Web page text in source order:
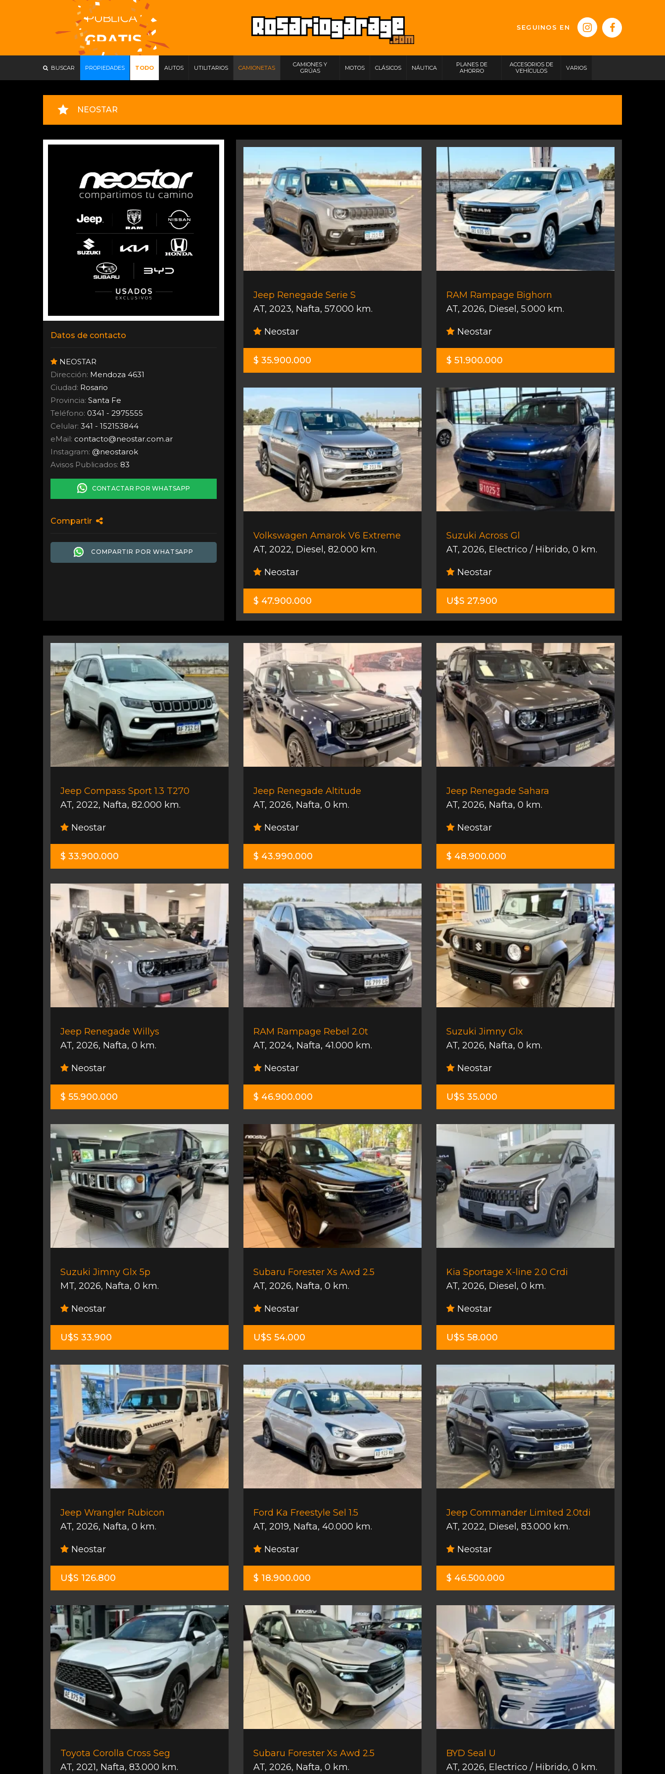
SEGUINOS EN
BUSCAR PROPIEDADES TODO AUTOS UTILITARIOS CAMIONETAS
CAMIONES Y
GRÚAS
MOTOS CLÁSICOS NÁUTICA
PLANES DE
AHORRO
ACCESORIOS DE
VEHÍCULOS
VARIOS
NEOSTAR
Datos de contacto
NEOSTAR
Dirección: Mendoza 4631
Ciudad: Rosario
Provincia: Santa Fe
Teléfono: 0341 - 2975555
Celular: 341 - 152153844
eMail: contacto@neostar.com.ar
Instagram: @neostarok
Avisos Publicados: 83
CONTACTAR POR WHATSAPP
Compartir
COMPARTIR POR WHATSAPP
Jeep Renegade Serie S
AT, 2023, Nafta, 57.000 km.
Neostar
$ 35.900.000
RAM Rampage Bighorn
AT, 2026, Diesel , 5.000 km.
Neostar
$ 51.900.000
Volkswagen Amarok V6 Extreme
AT, 2022, Diesel , 82.000 km.
Neostar
$ 47.900.000
Suzuki Across Gl
AT, 2026, Electrico / Hibrido, 0 km.
Neostar
U$S 27.900
Jeep Compass Sport 1.3 T270
AT, 2022, Nafta, 82.000 km.
Neostar
$ 33.900.000
Jeep Renegade Altitude
AT, 2026, Nafta, 0 km.
Neostar
$ 43.990.000
Jeep Renegade Sahara
AT, 2026, Nafta, 0 km.
Neostar
$ 48.900.000
Jeep Renegade Willys
AT, 2026, Nafta, 0 km.
Neostar
$ 55.900.000
RAM Rampage Rebel 2.0t
AT, 2024, Nafta, 41.000 km.
Neostar
$ 46.900.000
Suzuki Jimny Glx
AT, 2026, Nafta, 0 km.
Neostar
U$S 35.000
Suzuki Jimny Glx 5p
MT, 2026, Nafta, 0 km.
Neostar
U$S 33.900
Subaru Forester Xs Awd 2.5
AT, 2026, Nafta, 0 km.
Neostar
U$S 54.000
Kia Sportage X-line 2.0 Crdi
AT, 2026, Diesel , 0 km.
Neostar
U$S 58.000
Jeep Wrangler Rubicon
AT, 2026, Nafta, 0 km.
Neostar
U$S 126.800
Ford Ka Freestyle Sel 1.5
AT, 2019, Nafta, 40.000 km.
Neostar
$ 18.900.000
Jeep Commander Limited 2.0tdi
AT, 2022, Diesel , 83.000 km.
Neostar
$ 46.500.000
Toyota Corolla Cross Seg
AT, 2021, Nafta, 83.000 km.
Subaru Forester Xs Awd 2.5
AT, 2026, Nafta, 0 km.
BYD Seal U
AT, 2026, Electrico / Hibrido, 0 km.